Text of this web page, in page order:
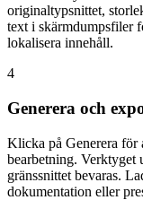
originaltypsnittet,
text i skärmdumpsfiler
lokalisera innehåll.
4
Generera och
Klicka på Generera för
bearbetning. Verktyget
gränssnittet bevaras.
dokumentation eller